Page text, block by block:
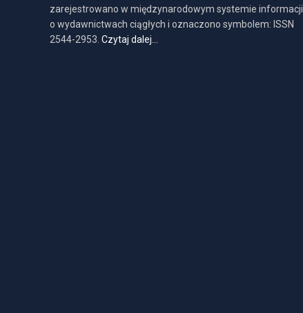
zarejestrowano w międzynarodowym systemie informacji
o wydawnictwach ciągłych i oznaczono symbolem: ISSN
2544-2953. Czytaj dalej…